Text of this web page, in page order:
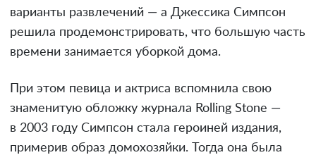
варианты развлечений — а Джессика Симпсон
решила продемонстрировать, что большую часть
времени занимается уборкой дома.
При этом певица и актриса вспомнила свою
знаменитую обложку журнала Rolling Stone —
в 2003 году Симпсон стала героиней издания,
примерив образ домохозяйки. Тогда она была